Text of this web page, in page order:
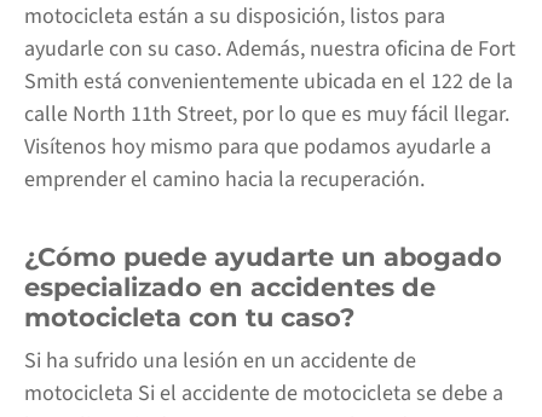
motocicleta están a su disposición, listos para
ayudarle con su caso. Además, nuestra oficina de Fort
Smith está convenientemente ubicada en el 122 de la
calle North 11th Street, por lo que es muy fácil llegar.
Visítenos hoy mismo para que podamos ayudarle a
emprender el camino hacia la recuperación.
¿Cómo puede ayudarte un abogado
especializado en accidentes de
motocicleta con tu caso?
Si ha sufrido una lesión en un accidente de
motocicleta Si el accidente de motocicleta se debe a